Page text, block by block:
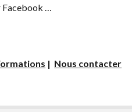
Facebook …
| Nous contacter